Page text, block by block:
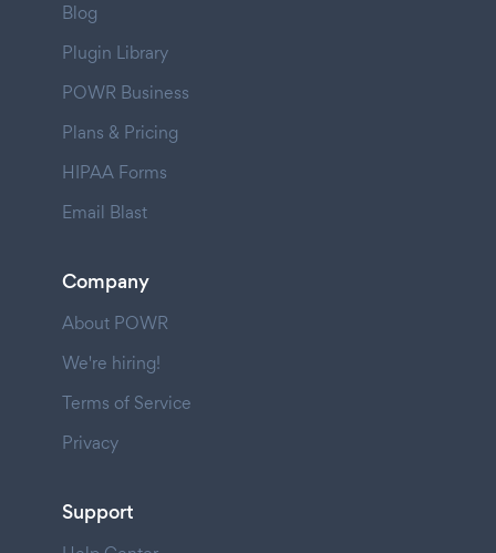
Blog
Plugin Library
POWR Business
Plans & Pricing
HIPAA Forms
Email Blast
Company
About POWR
We're hiring!
Terms of Service
Privacy
Support